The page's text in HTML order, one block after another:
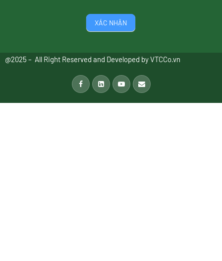
XÁC NHẬN
@2025 – All Right Reserved and Developed byVTCCo.vn